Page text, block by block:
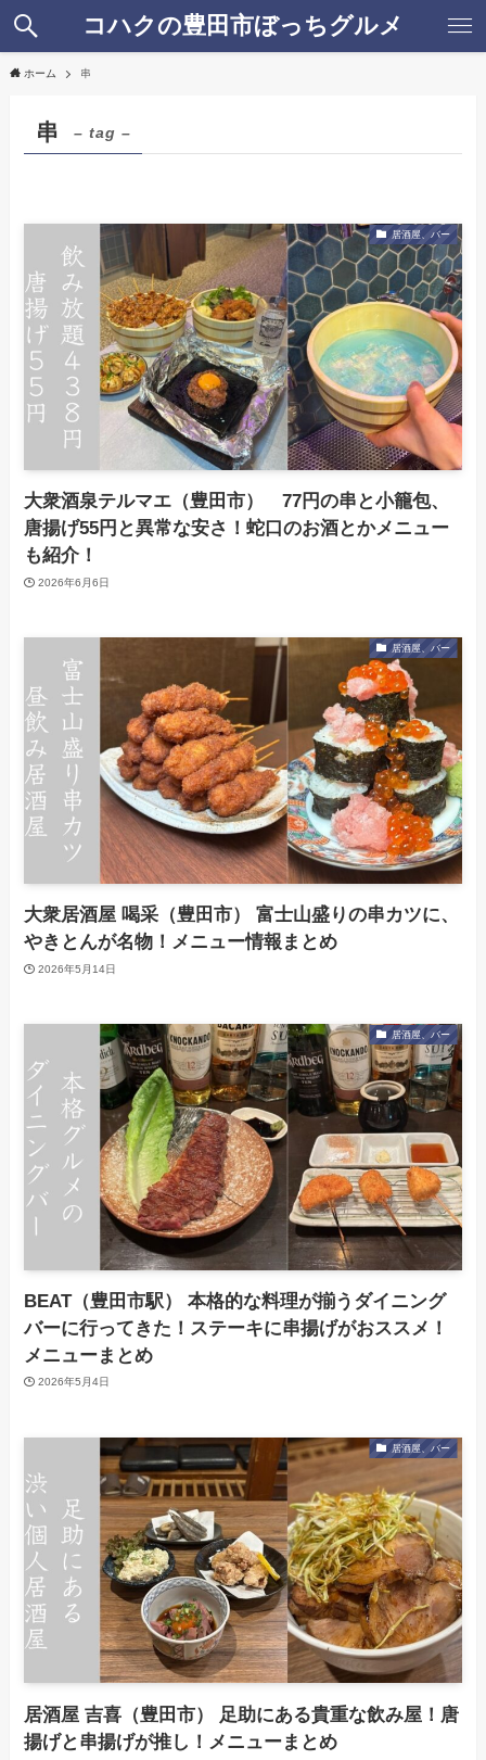
コハクの豊田市ぼっちグルメ
ホーム 串
串 – tag –
居酒屋、バー
大衆酒泉テルマエ（豊田市） 77円の串と小籠包、
唐揚げ55円と異常な安さ！蛇口のお酒とかメニュー
も紹介！
2026年6月6日
居酒屋、バー
大衆居酒屋 喝采（豊田市） 富士山盛りの串カツに、
やきとんが名物！メニュー情報まとめ
2026年5月14日
居酒屋、バー
BEAT（豊田市駅） 本格的な料理が揃うダイニング
バーに行ってきた！ステーキに串揚げがおススメ！
メニューまとめ
2026年5月4日
居酒屋、バー
居酒屋 吉喜（豊田市） 足助にある貴重な飲み屋！唐
揚げと串揚げが推し！メニューまとめ